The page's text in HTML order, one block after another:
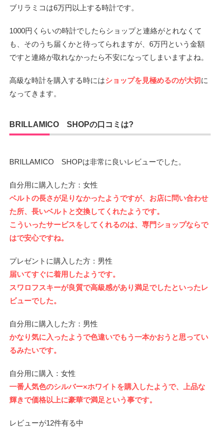
ブリラミコは6万円以上する時計です。
1000円くらいの時計でしたらショップと連絡がとれなくて
も、そのうち届くかと待ってられますが、6万円という金額
ですと連絡が取れなかったら不安になってしまいますよね。
高級な時計を購入する時にはショップを見極めるのが大切に
なってきます。
BRILLAMICO SHOPの口コミは?
BRILLAMICO SHOPは非常に良いレビューでした。
自分用に購入した方：女性
ベルトの長さが足りなかったようですが、お店に問い合わせ
た所、長いベルトと交換してくれたようです。
こういったサービスをしてくれるのは、専門ショップならで
はで安心ですね。
プレゼントに購入した方：男性
届いてすぐに着用したようです。
スワロフスキーが良質で高級感があり満足でしたといったレ
ビューでした。
自分用に購入した方：男性
かなり気に入ったようで色違いでもう一本かおうと思ってい
るみたいです。
自分用に購入：女性
一番人気色のシルバー×ホワイトを購入したようで、上品な
輝きで価格以上に豪華で満足という事です。
レビューが12件有る中